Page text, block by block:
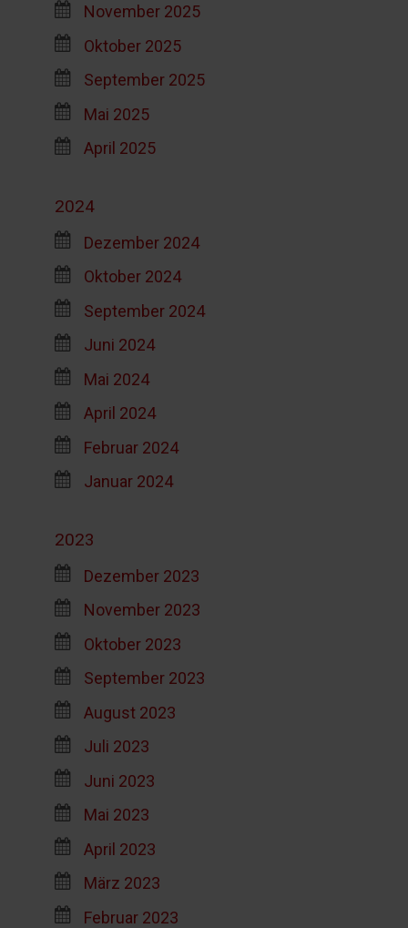
November 2025
Oktober 2025
September 2025
Mai 2025
April 2025
2024
Dezember 2024
Oktober 2024
September 2024
Juni 2024
Mai 2024
April 2024
Februar 2024
Januar 2024
2023
Dezember 2023
November 2023
Oktober 2023
September 2023
August 2023
Juli 2023
Juni 2023
Mai 2023
April 2023
März 2023
Februar 2023